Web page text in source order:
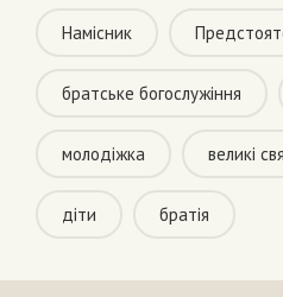
Намісник
братське богослужіння
молодіжка великі
діти братія